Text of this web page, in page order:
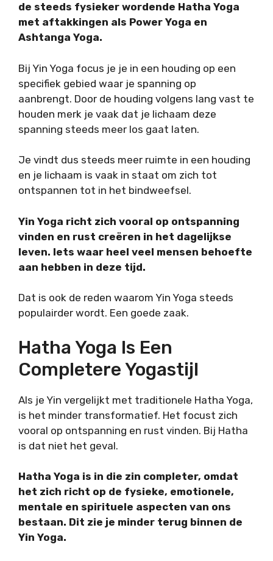
de steeds fysieker wordende Hatha Yoga
met aftakkingen als Power Yoga en
Ashtanga Yoga.
Bij Yin Yoga focus je je in een houding op een
specifiek gebied waar je spanning op
aanbrengt. Door de houding volgens lang vast te
houden merk je vaak dat je lichaam deze
spanning steeds meer los gaat laten.
Je vindt dus steeds meer ruimte in een houding
en je lichaam is vaak in staat om zich tot
ontspannen tot in het bindweefsel.
Yin Yoga richt zich vooral op ontspanning
vinden en rust creëren in het dagelijkse
leven. Iets waar heel veel mensen behoefte
aan hebben in deze tijd.
Dat is ook de reden waarom Yin Yoga steeds
populairder wordt. Een goede zaak.
Hatha Yoga Is Een
Completere Yogastijl
Als je Yin vergelijkt met traditionele Hatha Yoga,
is het minder transformatief. Het focust zich
vooral op ontspanning en rust vinden. Bij Hatha
is dat niet het geval.
Hatha Yoga is in die zin completer, omdat
het zich richt op de fysieke, emotionele,
mentale en spirituele aspecten van ons
bestaan. Dit zie je minder terug binnen de
Yin Yoga.